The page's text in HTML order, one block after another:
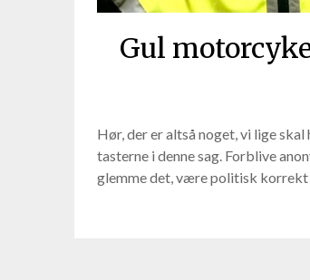
Gul
Hør, der er altså noget, vi lige
tasterne i denne sag. Forblive
glemme det, være politisk korrekt